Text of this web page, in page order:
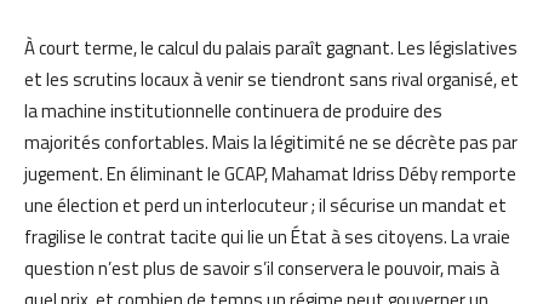
À court terme, le calcul du palais paraît gagnant. Les législatives
et les scrutins locaux à venir se tiendront sans rival organisé, et
la machine institutionnelle continuera de produire des
majorités confortables. Mais la légitimité ne se décrète pas par
jugement. En éliminant le GCAP, Mahamat Idriss Déby remporte
une élection et perd un interlocuteur ; il sécurise un mandat et
fragilise le contrat tacite qui lie un État à ses citoyens. La vraie
question n’est plus de savoir s’il conservera le pouvoir, mais à